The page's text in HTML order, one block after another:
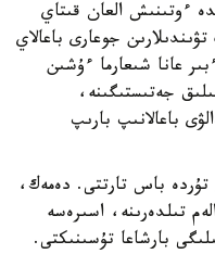
ءوتىنىش العان قىتاي
جوعارى باعالاي
عانا شىعارما ءۇشىن
جەتىستىگىنە،
باعالانىپ بارىپ
باس تارتتى. دەمەك،
تىلدەرىنە، اسىرەسە
بارشاعا تۇسىنىكتى.